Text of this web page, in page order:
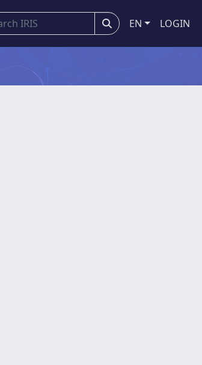
EN LOGIN